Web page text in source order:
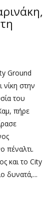
Ground
νίκη στην
του
πήρε
πέναλτι.
και το City
δυνατά,...